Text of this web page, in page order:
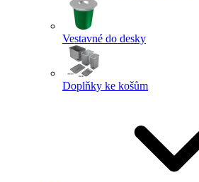
Vestavné do desky
Doplňky ke košům